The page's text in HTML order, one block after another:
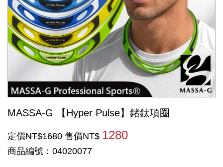
MASSA-G 【Hyper Pulse】鍺鈦項圈
定價NT$1680 售價NT$ 1280
商品編號：04020077